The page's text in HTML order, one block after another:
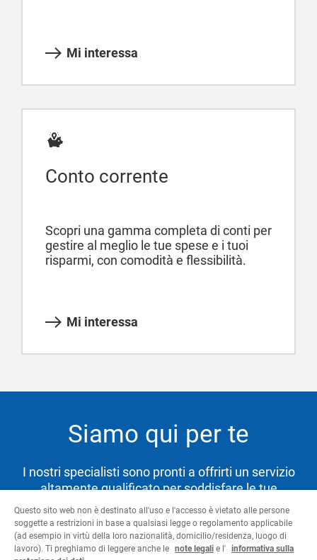
Mi interessa
Conto corrente
Scopri una gamma completa di conti per
gestire al meglio le tue spese e i tuoi
risparmi, con comodità e flessibilità.
Mi interessa
Siamo qui per te
I nostri specialisti sono pronti a offrirti un servizio
altamente qualificato per soddisfare le tue
necessità e aiutarti a raggiungere i tuoi obiettivi.
Contattaci
Questo sito web non è destinato all'uso e l'accesso è vietato alle persone
soggette a restrizioni in base a qualsiasi legge o regolamento applicabile
(ad esempio in virtù della loro nazionalità, domicilio/residenza, luogo di
lavoro). Ti preghiamo di leggere anche le note legali e l' informativa sulla